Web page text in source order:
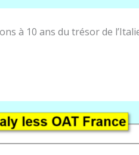
à 10 ans du trésor de